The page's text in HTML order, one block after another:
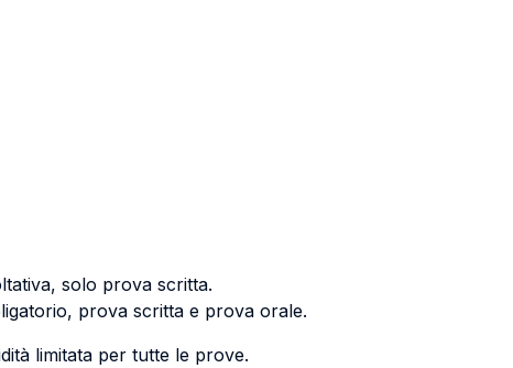
solo prova scritta.
prova scritta e prova orale.
limitata per tutte le prove.